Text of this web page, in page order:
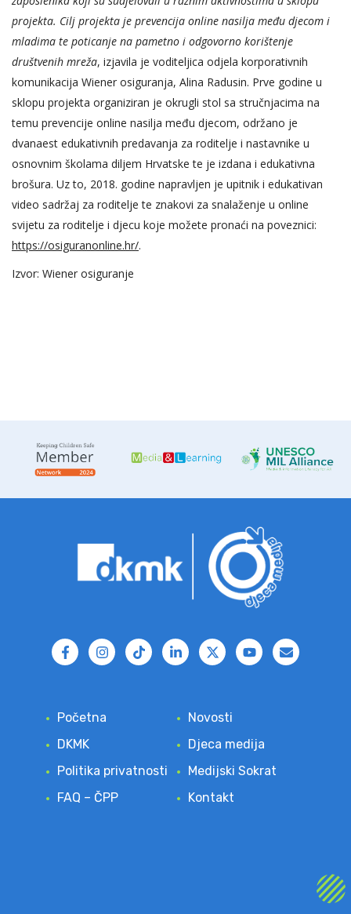
projekta. Cilj projekta je prevencija online nasilja među djecom i
mladima te poticanje na pametno i odgovorno korištenje
društvenih mreža, izjavila je voditeljica odjela korporativnih
komunikacija Wiener osiguranja, Alina Radusin. Prve godine u
sklopu projekta organiziran je okrugli stol sa stručnjacima na
temu prevencije online nasilja među djecom, održano je
dvanaest edukativnih predavanja za roditelje i nastavnike u
osnovnim školama diljem Hrvatske te je izdana i edukativna
brošura. Uz to, 2018. godine napravljen je upitnik i edukativan
video sadržaj za roditelje te znakovi za snalaženje u online
svijetu za roditelje i djecu koje možete pronaći na poveznici:
https://osiguranonline.hr/.
Izvor: Wiener osiguranje
Početna
Novosti
DKMK
Djeca medija
Politika privatnosti
Medijski Sokrat
FAQ – ČPP
Kontakt